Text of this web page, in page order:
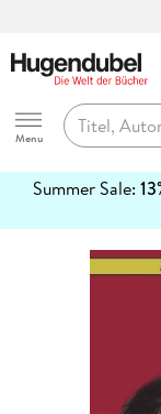
Hugendubel
Menu
Summer Sale:
erfahren